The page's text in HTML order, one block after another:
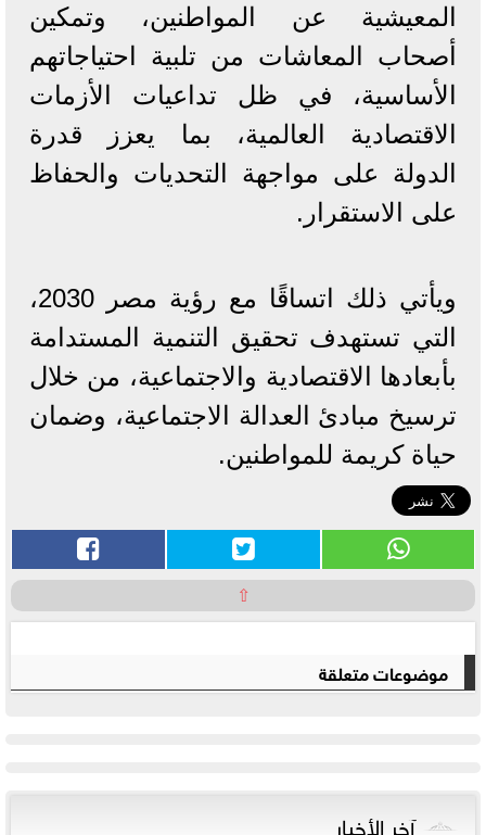
المعيشية عن المواطنين، وتمكين
أصحاب المعاشات من تلبية احتياجاتهم
الأساسية، في ظل تداعيات الأزمات
الاقتصادية العالمية، بما يعزز قدرة
الدولة على مواجهة التحديات والحفاظ
على الاستقرار.
ويأتي ذلك اتساقًا مع رؤية مصر 2030،
التي تستهدف تحقيق التنمية المستدامة
بأبعادها الاقتصادية والاجتماعية، من خلال
ترسيخ مبادئ العدالة الاجتماعية، وضمان
حياة كريمة للمواطنين.
⇧
موضوعات متعلقة
آخر الأخبار